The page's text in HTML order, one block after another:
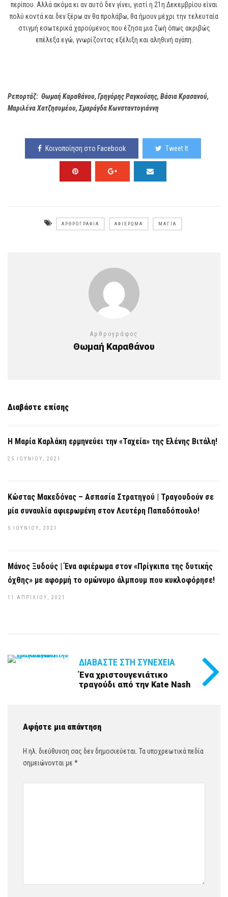
περίπου. Αλλά ακόμα κι αν αυτό δεν γίνει, γιατί η 21η Δεκεμβρίου είναι
πολύ κοντά και δεν ξέρω αν θα προλάβω, θα ήμουν μέχρι την τελευταία
στιγμή εσωτερικά χαρούμενος που έζησα μια ζωή όπως ακριβώς
επέλεξα εγώ, γνωρίζοντας εξέλιξη και αληθινή αγάπη.
Ρεπορτάζ: Θωμαή Καραθάνου, Γρηγόρης Ραγκούσης, Βάσια Κρασανού,
Μαριλένα Χατζησυμέου, Σμαράγδα Κωνσταντογιάννη
Κοινοποίηση στο Facebook Tweet It
ΑΡΘΡΟΓΡΑΦΊΑ ΑΦΙΈΡΩΜΑ ΜΆΓΙΑ
Αρθρογράφος
Θωμαή Καραθάνου
Διαβάστε επίσης
Η Μαρία Καρλάκη ερμηνεύει την «Ταχεία» της Ελένης Βιτάλη!
25 ΙΟΥΝΊΟΥ, 2021
Κώστας Μακεδόνας – Ασπασία Στρατηγού | Τραγουδούν σε
μία συναυλία αφιερωμένη στον Λευτέρη Παπαδόπουλο!
5 ΙΟΥΝΊΟΥ, 2021
Μάνος Ξυδούς | Ένα αφιέρωμα στον «Πρίγκιπα της δυτικής
όχθης» με αφορμή το ομώνυμο άλμπουμ που κυκλοφόρησε!
11 ΑΠΡΙΛΊΟΥ, 2021
ΔΙΑΒΆΣΤΕ ΣΤΗ ΣΥΝΈΧΕΙΑ
Ένα χριστουγενιάτικο
τραγούδι από την Kate Nash
Αφήστε μια απάντηση
Η ηλ. διεύθυνση σας δεν δημοσιεύεται. Τα υποχρεωτικά πεδία
σημειώνονται με *